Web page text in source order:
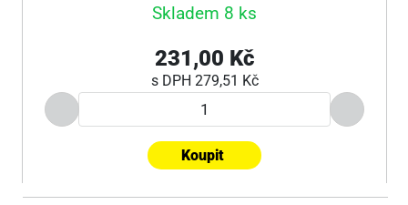
Skladem 8 ks
231,00 Kč
s DPH 279,51 Kč
Koupit